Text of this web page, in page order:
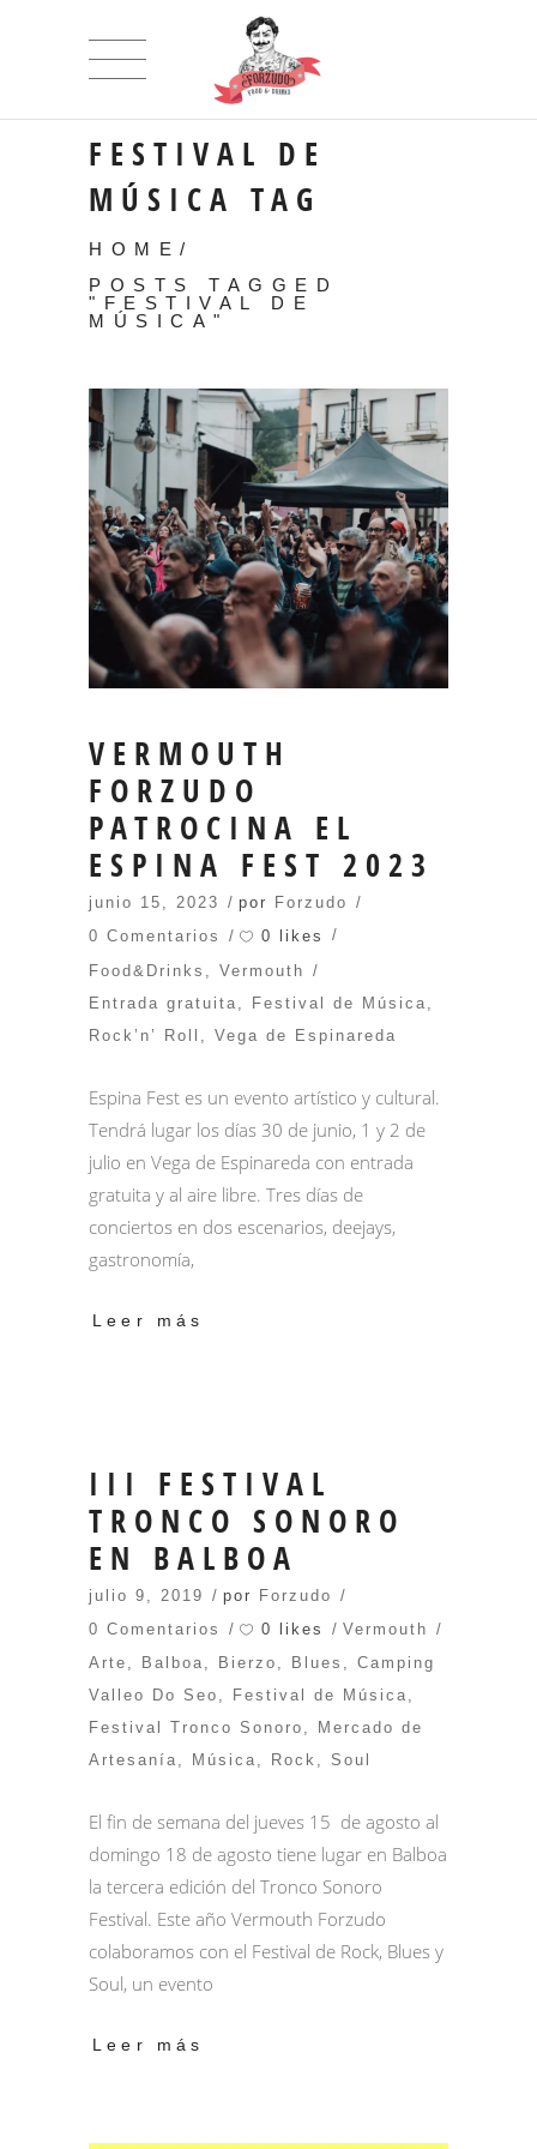
FESTIVAL DE
MÚSICA TAG
HOME /
POSTS TAGGED
"FESTIVAL DE
MÚSICA"
VERMOUTH
FORZUDO
PATROCINA EL
ESPINA FEST 2023
junio 15, 2023 por Forzudo
0 Comentarios
0 likes
Food&Drinks , Vermouth
Entrada gratuita, Festival de Música,
Rock’n’ Roll , Vega de Espinareda
Espina Fest es un evento artístico y cultural.
Tendrá lugar los días 30 de junio, 1 y 2 de
julio en Vega de Espinareda con entrada
gratuita y al aire libre. Tres días de
conciertos en dos escenarios, deejays,
gastronomía,
Leer más
III FESTIVAL
TRONCO SONORO
EN BALBOA
julio 9, 2019 por Forzudo
0 Comentarios
0 likes
Vermouth
Arte
Balboa Bierzo Blues
Camping
Valleo Do Seo
Festival de Música
Festival Tronco Sonoro
Mercado de
Artesanía
Música Rock Soul
El fin de semana del jueves 15 de agosto al
domingo 18 de agosto tiene lugar en Balboa
la tercera edición del Tronco Sonoro
Festival. Este año Vermouth Forzudo
colaboramos con el Festival de Rock, Blues y
Soul, un evento
Leer más